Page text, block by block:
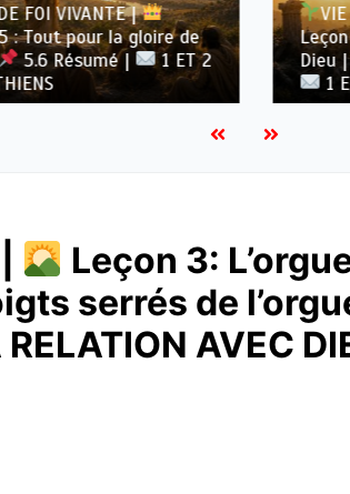
FOI VIVANTE |
Tout pour la gloire de
5.6 Résumé |
1 ET 2
VIE
Leçon
Dieu |
1
Leçon 3:
serrés de
AVEC